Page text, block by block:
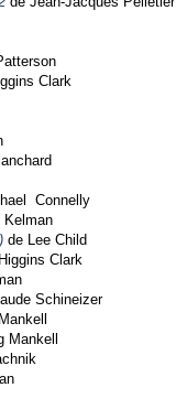
Clark
Connelly
Kelman
de Lee Child
Clark
Schineizer
Mankell